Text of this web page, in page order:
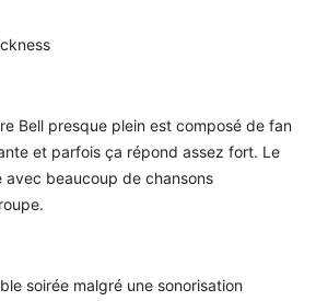
Bell presque plein est composé de fan
et parfois ça répond assez fort. Le
avec beaucoup de chansons
soirée malgré une sonorisation